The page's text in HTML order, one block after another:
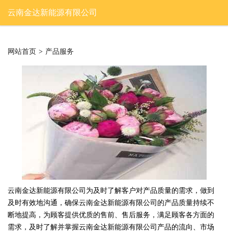
云南金达新能源有限公司
网站首页 > 产品服务
云南金达新能源有限公司为及时了解客户对产品质量的需求，做到
及时有效地沟通，确保云南金达新能源有限公司的产品质量持续不
断地提高，为顾客提供优质的售前、售后服务，满足顾客各方面的
需求，及时了解并掌握云南金达新能源有限公司产品的流向、市场